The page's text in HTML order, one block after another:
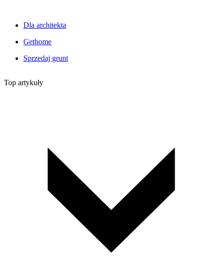
Dla architekta
Gethome
Sprzedaj grunt
Top artykuły